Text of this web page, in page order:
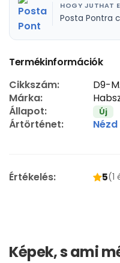
HOGY JUTHAT
Posta Pontra
Termékinformációk
Cikkszám:
D9-
Márka:
Állapot:
Új
Ártörténet:
Értékelés: 5(1
Képek, s ami